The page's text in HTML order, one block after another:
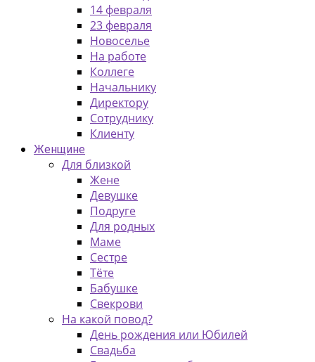
14 февраля
23 февраля
Новоселье
На работе
Коллеге
Начальнику
Директору
Сотруднику
Клиенту
Женщине
Для близкой
Жене
Девушке
Подруге
Для родных
Маме
Сестре
Тёте
Бабушке
Свекрови
На какой повод?
День рождения или Юбилей
Свадьба